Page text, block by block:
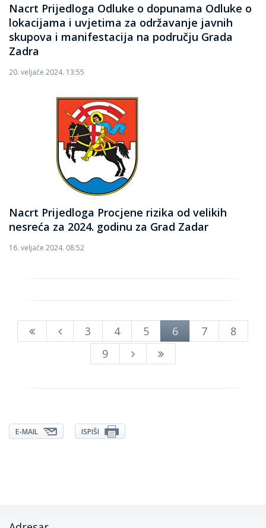
Nacrt Prijedloga Odluke o dopunama Odluke o
lokacijama i uvjetima za održavanje javnih
skupova i manifestacija na području Grada
Zadra
20. veljače 2024. 13:55
Nacrt Prijedloga Procjene rizika od velikih
nesreća za 2024. godinu za Grad Zadar
16. veljače 2024. 08:52
3 4 5 6 7
8
9
E-MAIL ISPIŠI